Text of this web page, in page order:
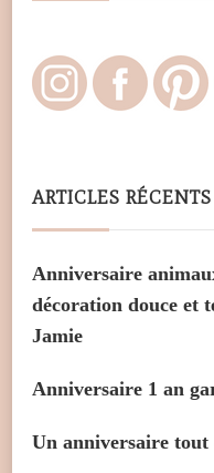
ARTICLES RÉCENTS
Anniversaire
décoration douce et
Jamie
Anniversaire 1 an
Un anniversaire tout